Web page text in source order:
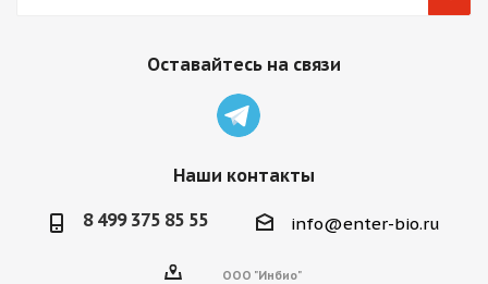
Оставайтесь на связи
Наши контакты
8 499 375 85 55 info@enter-bio.ru
ООО "Инбио"